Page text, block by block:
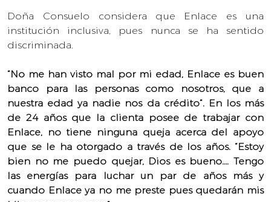
Doña Consuelo considera que Enlace es una
institución inclusiva, pues nunca se ha sentido
discriminada.
“No me han visto mal por mi edad, Enlace es buen
banco para las personas como nosotros, que a
nuestra edad ya nadie nos da crédito”. En los más
de 24 años que la clienta posee de trabajar con
Enlace, no tiene ninguna queja acerca del apoyo
que se le ha otorgado a través de los años. “Estoy
bien no me puedo quejar, Dios es bueno…. Tengo
las energías para luchar un par de años más y
cuando Enlace ya no me preste pues quedarán mis